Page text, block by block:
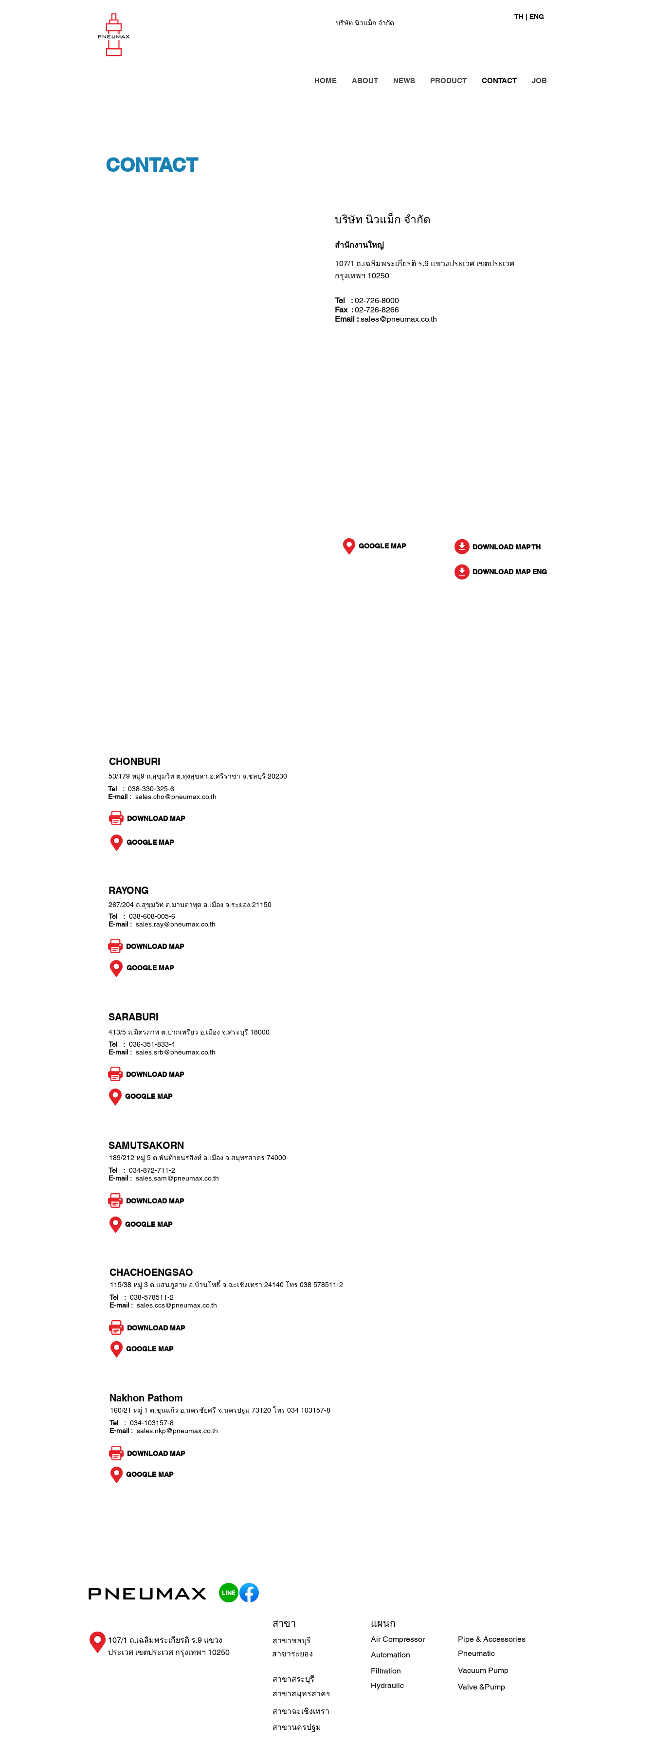
บริษัท นิวแม็ก จำกัด
TH | ENG
HOME ABOUT NEWS PRODUCT CONTACT JOB
CONTACT
บริษัท นิวแม็ก จำกัด
สำนักงานใหญ่
107/1 ถ.เฉลิมพระเกียรติ ร.9 แขวงประเวศ เขตประเวศ
กรุงเทพฯ 10250
Tel : 02-726-8000
Fax :02-726-8266
Email : sales@pneumax.co.th
GOOGLE MAP DOWNLOAD MAP TH
DOWNLOAD MAP ENG
CHONBURI
53/179 หมู่9 ถ.สุขุมวิท ต.ทุ่งสุขลา อ.ศรีราชา จ.ชลบุรี 20230
Tel : 038-330-325-6
E-mail : sales.cho@pneumax.co.th
DOWNLOAD MAP
GOOGLE MAP
RAYONG
267/204 ถ.สุขุมวิท ต.มาบตาพุต อ.เมือง จ.ระยอง 21150
Tel : 038-608-005-6
E-mail : sales.ray@pneumax.co.th
DOWNLOAD MAP
GOOGLE MAP
SARABURI
413/5 ถ.มิตรภาพ ต.ปากเพรียว อ.เมือง จ.สระบุรี 18000
Tel : 036-351-833-4
E-mail : sales.srb@pneumax.co.th
DOWNLOAD MAP
GOOGLE MAP
SAMUTSAKORN
189/212 หมู่ 5 ต.พันท้ายนรสิงห์ อ.เมือง จ.สมุทรสาคร 74000
Tel : 034-872-711-2
E-mail : sales.sam@pneumax.co.th
DOWNLOAD MAP
GOOGLE MAP
CHACHOENGSAO
115/38 หมู่ 3 ต.แสนภูดาษ อ.บ้านโพธิ์ จ.ฉะเชิงเทรา 24140 โทร 038 578511-2
Tel : 038-578511-2
E-mail : sales.ccs@pneumax.co.th
DOWNLOAD MAP
GOOGLE MAP
Nakhon Pathom
160/21 หมู่ 1 ต.ขุนแก้ว อ.นครชัยศรี จ.นครปฐม 73120 โทร 034 103157-8
Tel : 034-103157-8
E-mail : sales.nkp@pneumax.co.th
DOWNLOAD MAP
GOOGLE MAP
สาขาระยอง
107/1 ถ.เฉลิมพระเกียรติ ร.9 แขวง
ประเวศ เขตประเวศ กรุงเทพฯ 10250
สาขา
สาขาสระบุรี
แผนก
Air Compressor
Automation
Filtration
Hydraulic
Pipe & Accessories
Pneumatic
Vacuum Pump
Valve &Pump
สาขาชลบุรี
สาขาสมุทรสาคร
สาขาฉะเชิงเทรา
สาขานครปฐม